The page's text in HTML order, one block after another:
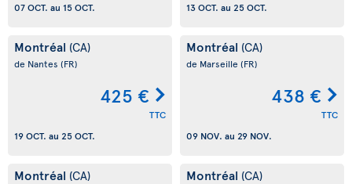
07 OCT. au 15 OCT.
13 OCT. au 25 OCT.
Montréal (CA)
de Nantes (FR)
425 €
TTC
19 OCT. au 25 OCT.
Montréal (CA)
de Marseille (FR)
438 €
TTC
09 NOV. au 29 NOV.
Montréal (CA) Montréal (CA)